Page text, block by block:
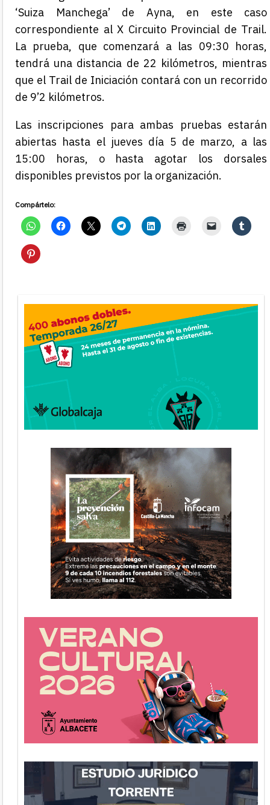
‘Suiza Manchega’ de Ayna, en este caso
correspondiente al X Circuito Provincial de Trail.
La prueba, que comenzará a las 09:30 horas,
tendrá una distancia de 22 kilómetros, mientras
que el Trail de Iniciación contará con un recorrido
de 9’2 kilómetros.
Las inscripciones para ambas pruebas estarán
abiertas hasta el jueves día 5 de marzo, a las
15:00 horas, o hasta agotar los dorsales
disponibles previstos por la organización.
Compártelo: